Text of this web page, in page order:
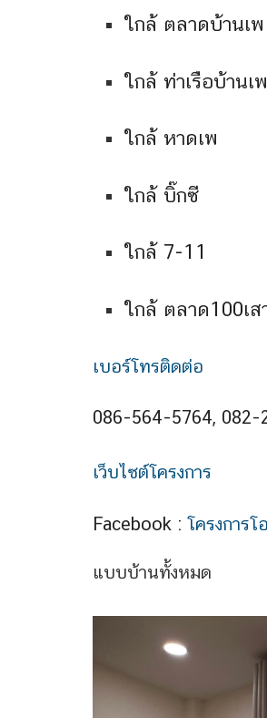
ใกล้ ตลาดบ้านเพ
ใกล้ ท่าเรือบ้านเพ
ใกล้ หาดเพ
ใกล้ บิ๊กซี
ใกล้ 7-11
ใกล้ ตลาด100เส
เบอร์โทรติดต่อ
086-564-5764, 082-
เว็บไซต์โครงการ
Facebook : โครงการ
แบบบ้านทั้งหมด